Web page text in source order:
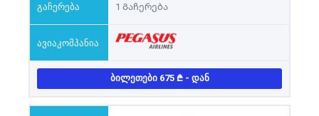
1 Გაჩერება
ᲑᲘᲚᲔᲗᲔᲑᲘ 675 - ᲓᲐᲜ